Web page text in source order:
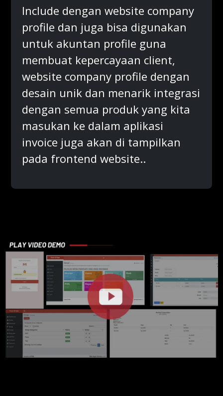
Include dengan website company
profile dan juga bisa digunakan
untuk akuntan profile guna
membuat kepercayaan client,
website company profile dengan
desain unik dan menarik integrasi
dengan semua produk yang kita
masukan ke dalam aplikasi
invoice juga akan di tampilkan
pada frontend website..